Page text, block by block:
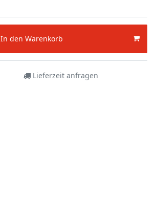
In den Warenkorb
Lieferzeit anfragen